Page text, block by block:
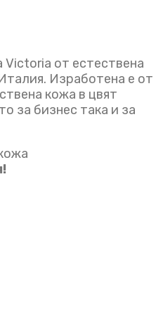
Victoria от естествена
Изработена е от
кожа в цвят
за бизнес така и за